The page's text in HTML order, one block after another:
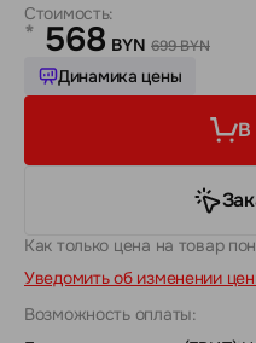
Стоимость:
* 568 BYN 699 BYN
Динамика цены
В
Как только цена на товар
Уведомить об изменении
Возможность оплаты: